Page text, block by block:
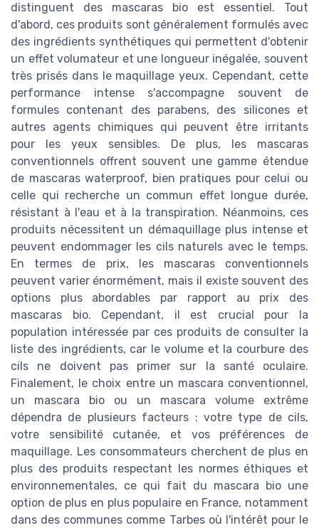
distinguent des mascaras bio est essentiel. Tout
d'abord, ces produits sont généralement formulés avec
des ingrédients synthétiques qui permettent d'obtenir
un effet volumateur et une longueur inégalée, souvent
très prisés dans le maquillage yeux. Cependant, cette
performance intense s'accompagne souvent de
formules contenant des parabens, des silicones et
autres agents chimiques qui peuvent être irritants
pour les yeux sensibles. De plus, les mascaras
conventionnels offrent souvent une gamme étendue
de mascaras waterproof, bien pratiques pour celui ou
celle qui recherche un commun effet longue durée,
résistant à l'eau et à la transpiration. Néanmoins, ces
produits nécessitent un démaquillage plus intense et
peuvent endommager les cils naturels avec le temps.
En termes de prix, les mascaras conventionnels
peuvent varier énormément, mais il existe souvent des
options plus abordables par rapport au prix des
mascaras bio. Cependant, il est crucial pour la
population intéressée par ces produits de consulter la
liste des ingrédients, car le volume et la courbure des
cils ne doivent pas primer sur la santé oculaire.
Finalement, le choix entre un mascara conventionnel,
un mascara bio ou un mascara volume extrême
dépendra de plusieurs facteurs : votre type de cils,
votre sensibilité cutanée, et vos préférences de
maquillage. Les consommateurs cherchent de plus en
plus des produits respectant les normes éthiques et
environnementales, ce qui fait du mascara bio une
option de plus en plus populaire en France, notamment
dans des communes comme Tarbes où l'intérêt pour le